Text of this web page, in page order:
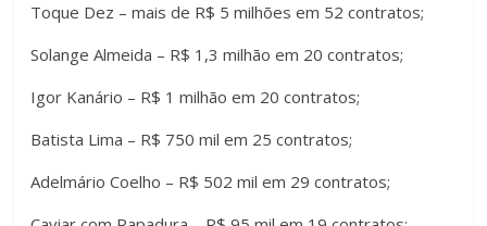
Toque Dez – mais de R$ 5 milhões em 52 contratos;
Solange Almeida – R$ 1,3 milhão em 20 contratos;
Igor Kanário – R$ 1 milhão em 20 contratos;
Batista Lima – R$ 750 mil em 25 contratos;
Adelmário Coelho – R$ 502 mil em 29 contratos;